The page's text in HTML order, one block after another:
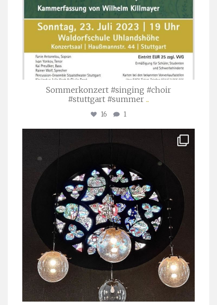
Sommerkonzert #singing #choir
#stuttgart #summer ...
16 1
Apr. 1